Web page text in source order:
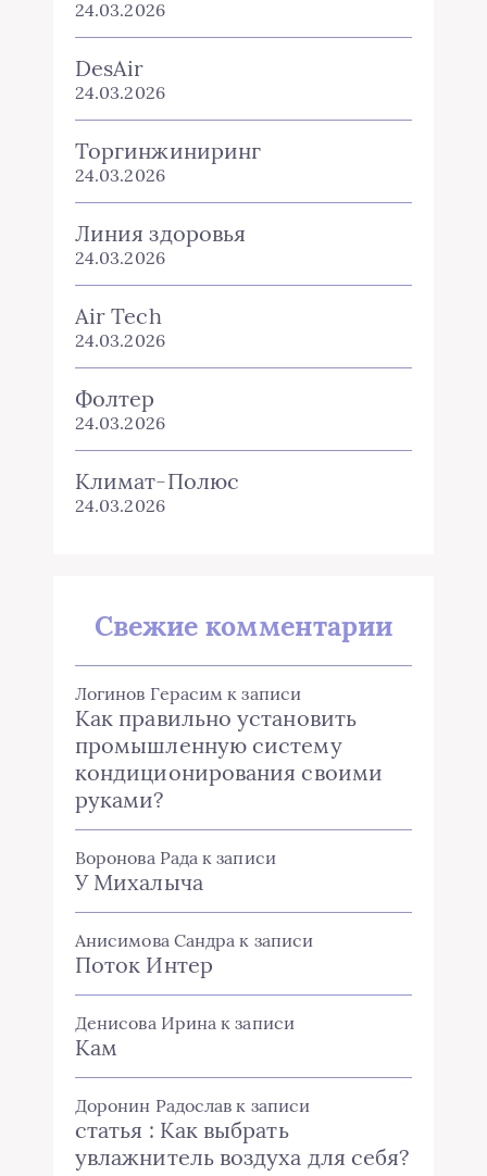
24.03.2026
Линия здоровья
24.03.2026
Air Tech
24.03.2026
Фолтер
24.03.2026
Климат-Полюс
24.03.2026
Свежие комментарии
руками?
Воронова Радак записи
У Михалыча
Анисимова Сандрак записи
Поток Интер
Денисова Ирина к записи
Кам
Доронин Радославк записи
статья : Как выбрать
увлажнитель воздуха для себя?